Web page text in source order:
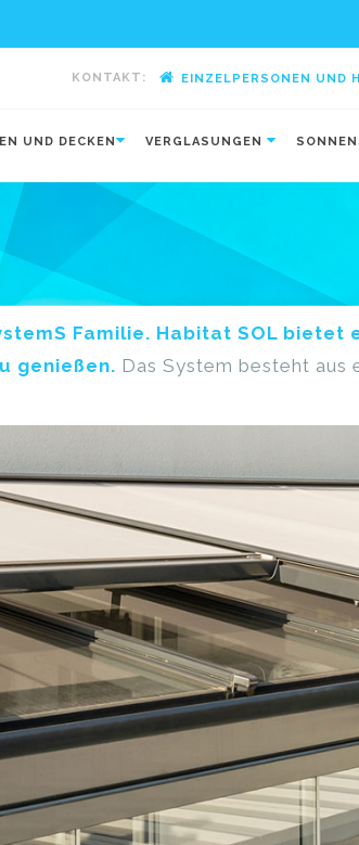
KONTAKT: EINZELPERSONEN UND
UND DECKEN VERGLASUNGEN
Familie. Habitat SOL
genießen. Das System besteht aus